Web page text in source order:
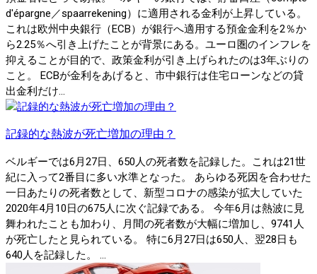
d'épargne／spaarrekening）に適用される金利が上昇している。
これは欧州中央銀行（ECB）が銀行へ適用する預金金利を2％か
ら2.25％へ引き上げたことが背景にある。ユーロ圏のインフレを
抑えることが目的で、政策金利が引き上げられたのは3年ぶりの
こと。 ECBが金利をあげると、市中銀行は住宅ローンなどの貸
出金利だけ...
記録的な熱波が死亡増加の理由？
ベルギーでは6月27日、650人の死者数を記録した。これは21世
紀に入って2番目に多い水準となった。 あらゆる死因を合わせた
一日あたりの死者数として、新型コロナの感染が拡大していた
2020年4月10日の675人に次ぐ記録である。 今年6月は熱波に見
舞われたことも加わり、月間の死者数が大幅に増加し、9741人
が死亡したと見られている。 特に6月27日は650人、翌28日も
640人を記録した。 ...